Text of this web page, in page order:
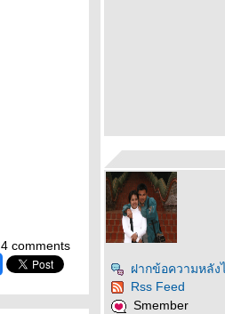
4 comments
ฝากข้อความหลัง
Rss Feed
Smember